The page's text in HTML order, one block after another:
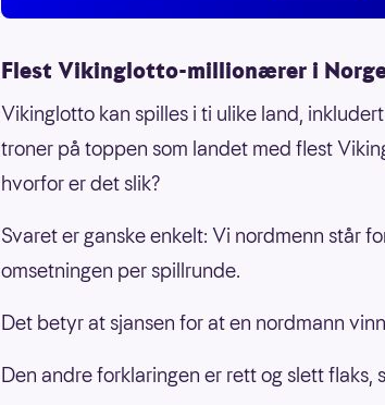
Flest Vikinglotto-millionærer i
Vikinglotto kan spilles i ti ulike land,
troner på toppen som landet med flest
hvorfor er det slik?
Svaret er ganske enkelt: Vi nordmenn står
omsetningen per spillrunde.
Det betyr at sjansen for at en nordmann
Den andre forklaringen er rett og slett flaks,